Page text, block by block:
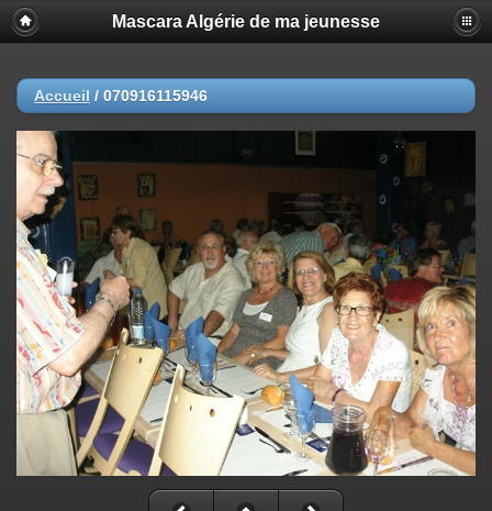
Mascara Algérie de ma jeunesse
Accueil / 070916115946